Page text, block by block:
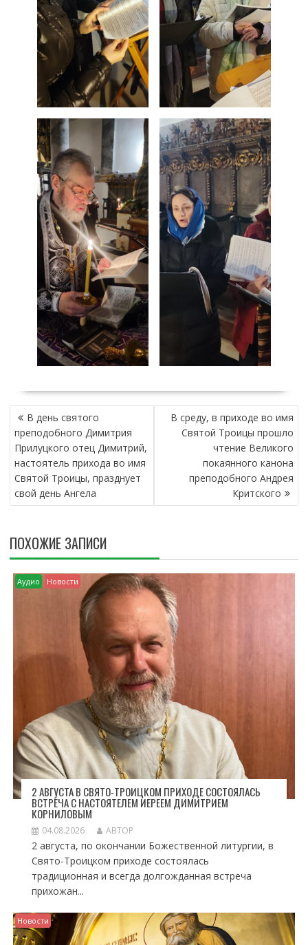
Н
А
В
И
Г
А
Ц
Я
П
О
З
А
М
В день святого
преподобного Димитрия
Прилуцкого отец Димитрий,
настоятель прихода во имя
Святой Троицы, празднует
свой день Ангела
В среду, в приходе во имя
Святой Троицы прошло
чтение Великого
покаянного канона
преподобного Андрея
Критского
ПОХОЖИЕ ЗАПИСИ
Аудио Новости
2 АВГУСТА В СВЯТО-ТРОИЦКОМ ПРИХОДЕ СОСТОЯЛАСЬ
ВСТРЕЧА С НАСТОЯТЕЛЕМ ИЕРЕЕМ ДИМИТРИЕМ
КОРНИЛОВЫМ
04.08.2026 АВТОР
2 августа, по окончании Божественной литургии, в
Свято-Троицком приходе состоялась
традиционная и всегда долгожданная встреча
прихожан...
Новости